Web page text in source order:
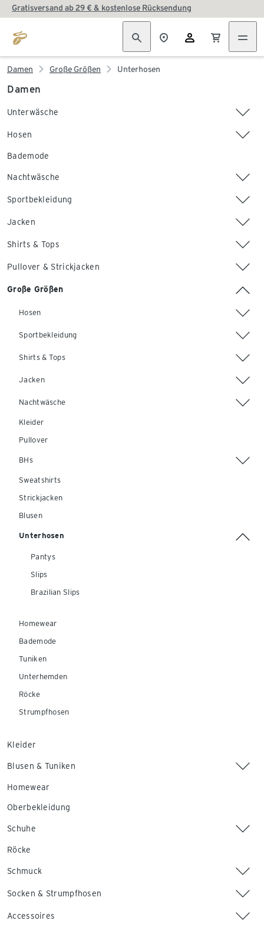
Gratisversand ab 29 € & kostenlose Rücksendung
Damen Große Größen Unterhosen
Damen
Unterwäsche
Hosen
Bademode
Nachtwäsche
Sportbekleidung
Jacken
Shirts & Tops
Pullover & Strickjacken
Große Größen
Hosen
Sportbekleidung
Shirts & Tops
Jacken
Nachtwäsche
Kleider
Pullover
BHs
Sweatshirts
Strickjacken
Blusen
Unterhosen
Pantys
Slips
Brazilian Slips
Homewear
Bademode
Tuniken
Unterhemden
Röcke
Strumpfhosen
Kleider
Blusen & Tuniken
Homewear
Oberbekleidung
Schuhe
Röcke
Schmuck
Socken & Strumpfhosen
Accessoires